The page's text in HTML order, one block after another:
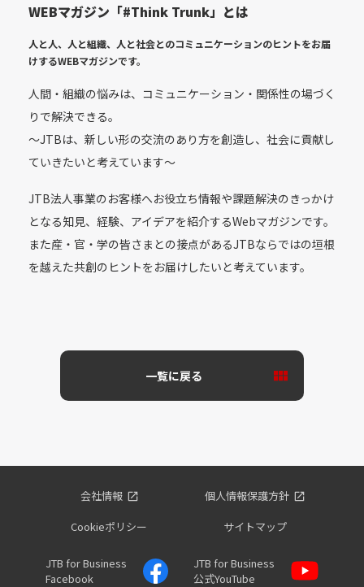
WEBマガジン「#Think Trunk」とは
人と人、人と組織、人と社会とのコミュニケーションのヒントをお届
けするWEBマガジンです。
人間・組織の悩みは、コミュニケーション・関係性の場づく
りで解決できる。
〜JTBは、新しい形の交流のあり方を創造し、社会に貢献し
ていきたいと考えています〜
JTB法人事業のお客様へお役立ち情報や課題解決のきっかけ
となる知見、経験、アイデアを紹介するWebマガジンです。
また産・官・学の皆さまとの接点があるJTBならではの垣根
を越えた共創のヒントをお届けしたいと考えています。
一覧に戻る
会社情報
個人情報保護方針
Cookieポリシー
サイトマップ
JTB for Business
Facebook
JTB for Business
公式YouTube